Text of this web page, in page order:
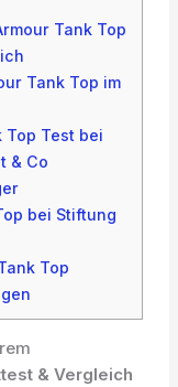
Tank Top
Tank Top im
Top Test bei
& Co
bei Stiftung
Top
& Vergleich